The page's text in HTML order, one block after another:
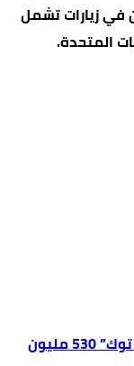
في زيارات تشمل
المتحدة.
الاتحاد الأوروبي يغرّم “تيك توك” 530 مليون